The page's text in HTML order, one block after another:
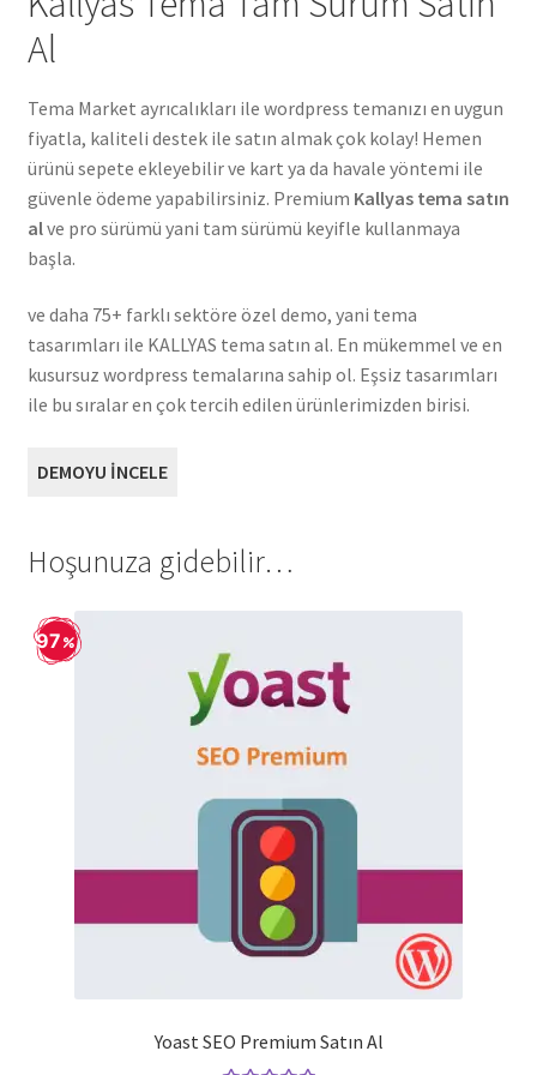
Al
Tema Market ayrıcalıkları ile wordpress temanızı en uygun
fiyatla, kaliteli destek ile satın almak çok kolay! Hemen
ürünü sepete ekleyebilir ve kart ya da havale yöntemi ile
güvenle ödeme yapabilirsiniz. Premium Kallyas tema satın
alve pro sürümü yani tam sürümü keyifle kullanmaya
başla.
ve daha 75+ farklı sektöre özel demo, yani tema
tasarımları ile KALLYAS tema satın al. En mükemmel ve en
kusursuz wordpress temalarına sahip ol. Eşsiz tasarımları
ile bu sıralar en çok tercih edilen ürünlerimizden birisi.
DEMOYU İNCELE
Hoşunuza gidebilir…
Yoast SEO Premium Satın Al
97